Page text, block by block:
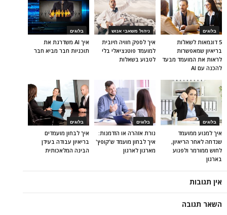
בלוגים
איך AI משדרגת את
תוכניות חבר מביא חבר
ניהול משאבי אנוש
איך לספק חוויה חיובית
למועמד פוטנציאלי בלי
לטבוע בשאלות
בלוגים
5 דוגמאות לשאלות
בריאיון שמאפשרות
לראות את המועמד מבעד
להכנה עם AI
בלוגים
איך לבחון מועמדים
בריאיון עבודה בעידן
הבינה המלאכותית
בלוגים
נורת אזהרה או הזדמנות:
איך לבחון מועמד ש'קופץ'
מארגון לארגון
בלוגים
איך למנוע ממועמד
שנדחה לאחר הריאיון,
לחוש ממורמר ולפגוע
בארגון
אין תגובות
השאר תגובה